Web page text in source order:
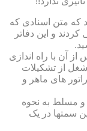
که متن اسنادی که
و این دفاتر
و سال های پس از آن با راه اندازی
شغل از تشکیلات
های ماهر و
و مسلط به نحوه
سمتها در یک